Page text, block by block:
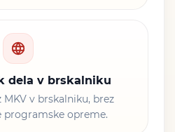
dela v brskalniku
MKV v brskalniku, brez
opreme.